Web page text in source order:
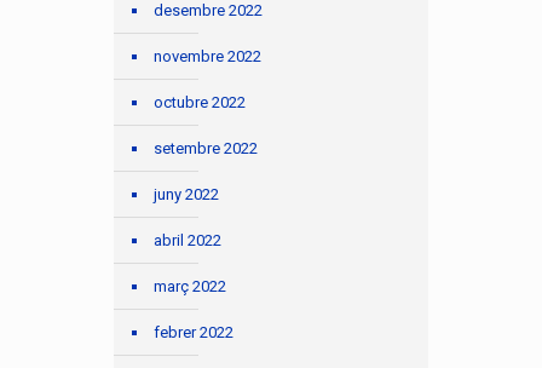
desembre 2022
novembre 2022
octubre 2022
setembre 2022
juny 2022
abril 2022
març 2022
febrer 2022